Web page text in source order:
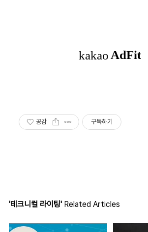
공감 구독하기
'테크니컬 라이팅' Related Articles